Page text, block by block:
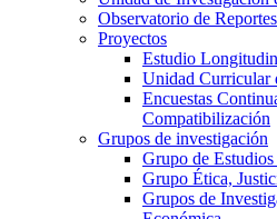
Observatorio de
Proyectos
Estudio
Unidad Curricular
Encuestas
Compatibilización
Grupos de investigación
Grupo de
Grupo Ética,
Grupos de